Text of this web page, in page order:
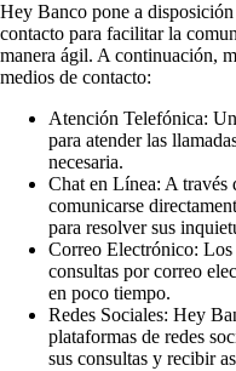
Hey Banco pone a
contacto para facilitar la
manera ágil. A continuación,
medios de contacto:
Atención Telefónica:
para atender las
necesaria.
Chat en Línea: A través
comunicarse
para resolver sus
Correo Electrónico: Los
consultas por correo
en poco tiempo.
Redes Sociales: Hey
plataformas de redes
sus consultas y recibir